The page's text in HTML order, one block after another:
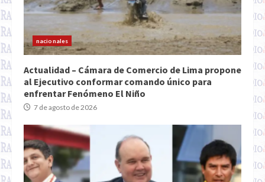
nacionales
Actualidad – Cámara de Comercio de Lima propone
al Ejecutivo conformar comando único para
enfrentar Fenómeno El Niño
7 de agosto de 2026